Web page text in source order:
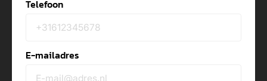
Telefoon
E-mailadres